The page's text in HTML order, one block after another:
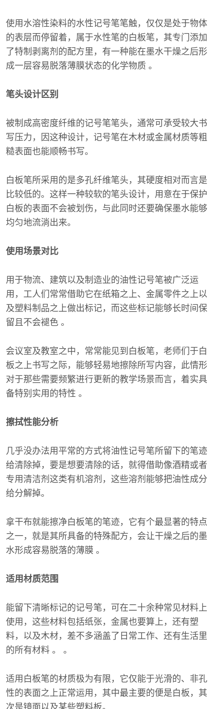
使用水溶性染料的水性记号笔笔触，仅仅是处于物体
的表层而停留着，属于水性笔的白板笔，其专门添加
了特制剥离剂的配方里，有一种能在墨水干燥之后形
成一层容易脱落薄膜状态的化学物质 。
笔头设计区别
被制成高密度纤维的记号笔笔头，通常可承受较大书
写压力，因这种设计，记号笔在木材或金属材质等粗
糙表面也能顺畅书写。
白板笔所采用的是多孔纤维笔头，其硬度相对而言是
比较低的。这样一种较软的笔头设计，用意在于保护
白板的表面不会被划伤，与此同时还要确保墨水能够
均匀地流淌出来。
使用场景对比
用于物流、建筑以及制造业的油性记号笔被广泛运
用，工人们常常借助它在纸箱之上、金属零件之上以
及塑料制品之上做出标记，而这些标记能够长时间保
留且不会褪色 。
会议室及教室之中，常常能见到白板笔，老师们于白
板之上书写之际，能够轻易地擦除所写内容，此情形
对于那些需要频繁进行更新的教学场景而言，着实具
备特别实用的特性 。
擦拭性能分析
几乎没办法用平常的方式将油性记号笔所留下的笔迹
给清除掉，要是想要清除的话，就得借助像酒精或者
专用清洁剂这类有机溶剂，这些溶剂能够把油性成分
给分解掉。
拿干布就能擦净白板笔的笔迹，它有个最显著的特点
之一，就是其所具备的特殊配方，会让干燥之后的墨
水形成容易脱落的薄膜 。
适用材质范围
能留下清晰标记的记号笔，可在二十余种常见材料上
使用，这些材料包括纸张，金属也要算上，还有塑
料，以及木材，差不多涵盖了日常工作、还有生活里
的所有材料 。 。
适用白板笔的材质极为有限，它仅能于光滑的、非孔
性的表面之上正常运用，其中最主要的便是白板，其
次是镜面以及某些塑料板。